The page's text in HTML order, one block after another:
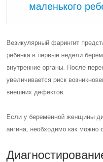
маленького
Везикулярный фарингит
ребенка в первые недели
внутренние органы. После
увеличивается риск
внешних дефектов.
Если у беременной женщины
ангина, необходимо как можно